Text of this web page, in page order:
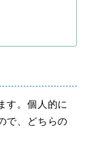
す。個人的に
で、どちらの